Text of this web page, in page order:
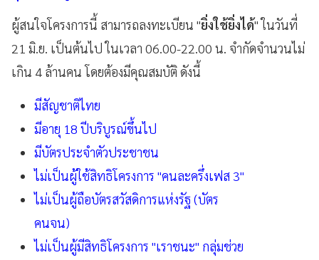
ผู้สนใจโครงการนี้ สามารถลงทะเบียน "ยิ่งใช้ยิ่งได้" ในวันที่
21 มิ.ย. เป็นต้นไป ในเวลา 06.00-22.00 น. จำกัดจำนวนไม่
เกิน 4 ล้านคน โดยต้องมีคุณสมบัติ ดังนี้
มีสัญชาติไทย
มีอายุ 18 ปีบริบูรณ์ขึ้นไป
มีบัตรประจำตัวประชาชน
ไม่เป็นผู้ใช้สิทธิโครงการ "คนละครึ่งเฟส 3"
ไม่เป็นผู้ถือบัตรสวัสดิการแห่งรัฐ (บัตร
คนจน)
ไม่เป็นผู้มีสิทธิโครงการ "เราชนะ" กลุ่มช่วย